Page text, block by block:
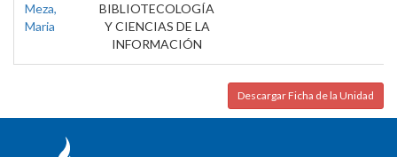
Meza,
Maria
BIBLIOTECOLOGÍA
Y CIENCIAS DE LA
INFORMACIÓN
Descargar Ficha de la Unidad